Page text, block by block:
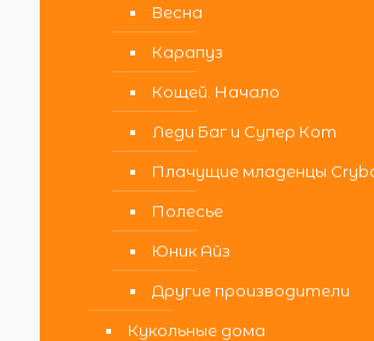
Весна
Карапуз
Кощей. Начало
Леди Баг и Супер Кот
Плачущие младенцы
Полесье
Юник Айз
Другие производители
Кукольные дома